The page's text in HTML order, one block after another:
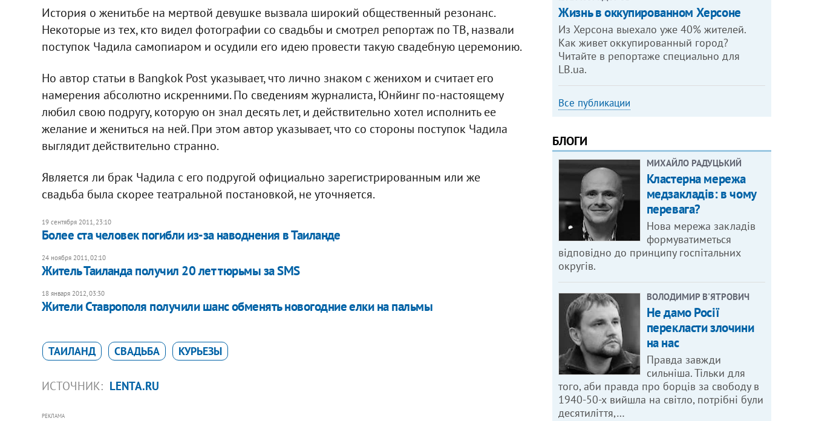
История о женитьбе на мертвой девушке вызвала широкий общественный резонанс.
Некоторые из тех, кто видел фотографии со свадьбы и смотрел репортаж по ТВ, назвали
поступок Чадила самопиаром и осудили его идею провести такую свадебную церемонию.
Но автор статьи в Bangkok Post указывает, что лично знаком с женихом и считает его
намерения абсолютно искренними. По сведениям журналиста, Юнйинг по-настоящему
любил свою подругу, которую он знал десять лет, и действительно хотел исполнить ее
желание и жениться на ней. При этом автор указывает, что со стороны поступок Чадила
выглядит действительно странно.
Является ли брак Чадила с его подругой официально зарегистрированным или же
свадьба была скорее театральной постановкой, не уточняется.
19 сентября 2011, 23:10
Более ста человек погибли из-за наводнения в Таиланде
24 ноября 2011, 02:10
Житель Таиланда получил 20 лет тюрьмы за SMS
18 января 2012, 03:30
Жители Ставрополя получили шанс обменять новогодние елки на пальмы
ТАИЛАНД СВАДЬБА КУРЬЕЗЫ
ИСТОЧНИК: LENTA.RU
РЕКЛАМА
Жизнь в оккупированном Херсоне
Из Херсона выехало уже 40% жителей.
Как живет оккупированный город?
Читайте в репортаже специально для
LB.ua.
Все публикации
БЛОГИ
МИХАЙЛО РАДУЦЬКИЙ
Кластерна мережа
медзакладів: в чому
перевага?
Нова мережа закладів
формуватиметься
відповідно до принципу госпітальних
округів.
ВОЛОДИМИР В'ЯТРОВИЧ
Не дамо Росії
перекласти злочини
на нас
Правда завжди
сильніша. Тільки для
того, аби правда про борців за свободу в
1940-50-х вийшла на світло, потрібні були
десятиліття,…